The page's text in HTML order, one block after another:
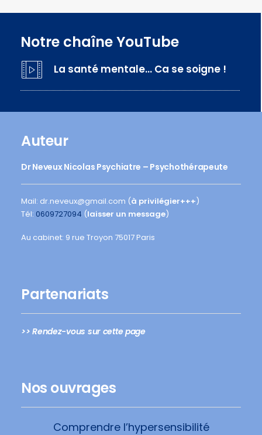
Notre chaîne YouTube
La santé mentale… Ca se soigne !
Auteur
Dr Neveux Nicolas Psychiatre – Psychothérapeute
Mail: dr.neveux@gmail.com (à privilégier+++)
Tél: 0609727094 (laisser un message)
Au cabinet: 9 rue Troyon 75017 Paris
Partenariats
>> Rendez-vous sur cette page
Nos ouvrages
Comprendre l’hypersensibilité